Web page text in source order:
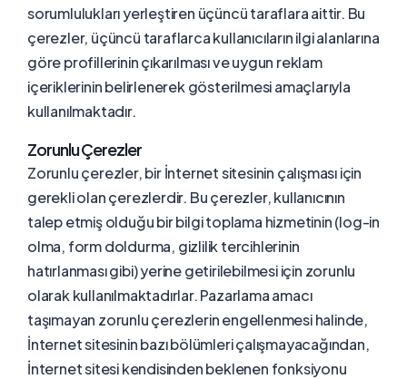
sorumlulukları yerleştiren üçüncü taraflara aittir. Bu
çerezler, üçüncü taraflarca kullanıcıların ilgi alanlarına
göre profillerinin çıkarılması ve uygun reklam
içeriklerinin belirlenerek gösterilmesi amaçlarıyla
kullanılmaktadır.
Zorunlu Çerezler
Zorunlu çerezler, bir İnternet sitesinin çalışması için
gerekli olan çerezlerdir. Bu çerezler, kullanıcının
talep etmiş olduğu bir bilgi toplama hizmetinin (log-in
olma, form doldurma, gizlilik tercihlerinin
hatırlanması gibi) yerine getirilebilmesi için zorunlu
olarak kullanılmaktadırlar. Pazarlama amacı
taşımayan zorunlu çerezlerin engellenmesi halinde,
İnternet sitesinin bazı bölümleri çalışmayacağından,
İnternet sitesi kendisinden beklenen fonksiyonu